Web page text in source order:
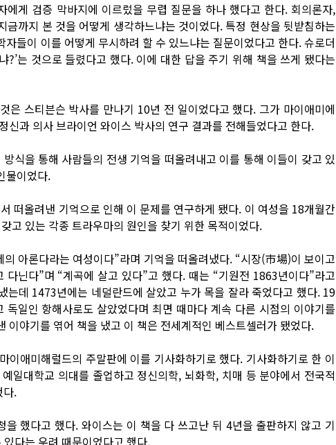
게 검증 막바지에 이르렀을 무렵 질문을 하나 했다고 한다. 회의론자,
까지 본 것을 어떻게 생각하느냐는 것이었다. 특정 현상을 뒷받침하는
들이 이를 어떻게 무시하려 할 수 있느냐는 질문이었다고 한다. 슈로더
?’는 것으로 들렸다고 했다. 이에 대한 답을 주기 위해 책을 쓰게 됐다는
은 스티븐슨 박사를 만나기 10년 전 일이었다고 했다. 그가 마이애미에
신과 의사 브라이언 와이스 박사의 연구 결과를 전해들었다고 한다.
식을 통해 사람들의 전생 기억을 떠올려내고 이를 통해 이들이 갖고 있
물이었다.
떠올려낸 기억으로 인해 이 문제를 연구하게 됐다. 이 여성을 18개월간
고 있는 각종 트라우마의 원인을 찾기 위한 목적이었다.
아론다라는 여성이다”라며 기억을 떠올려냈다. “시장(市場)이 보이고
닌다”며 “계곡에 살고 있다”고 했다. 때는 “기원전 1863년이다”라고
는데 1473년에는 네덜란드에 살았고 누가 목을 잘라 죽었다고 했다. 19
일인 항해사로도 살았었다며 최면 때마다 계속 다른 시점의 이야기를
이야기를 엮어 책을 냈고 이 책은 전세계적인 베스트셀러가 됐었다.
애미해럴드의 주말판에 이를 기사화하기로 했다. 기사화하기로 한 이
일대학교 의대를 졸업하고 정신의학, 뇌화학, 치매 등 분야에서 전국적
다.
했다고 했다. 와이스는 이 책을 다 쓰고난 뒤 4년을 출판하지 않고 기
다는 우려 때문이었다고 했다.